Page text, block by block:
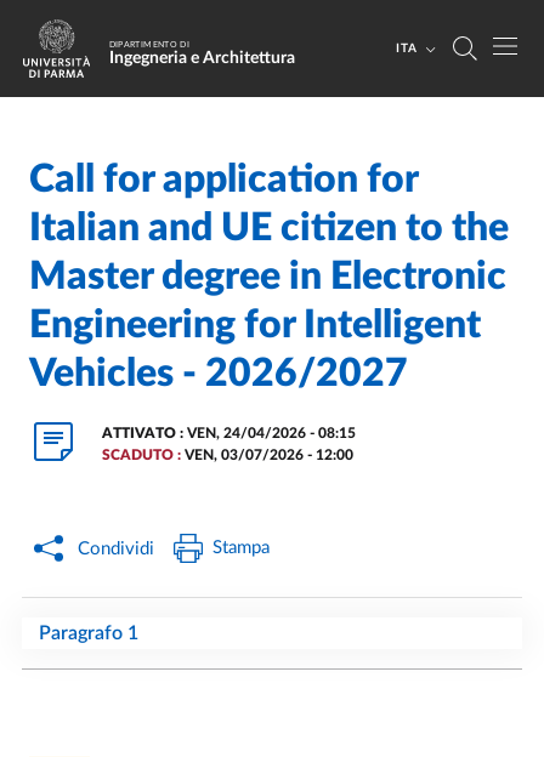
Salta al contenuto principale
Skip to footer
DIPARTIMENTO DI
Ingegneria e Architettura
ITA
Home
Call for application for
Italian and UE citizen to the
Master degree in Electronic
Engineering for Intelligent
Vehicles - 2026/2027
ATTIVATO : VEN, 24/04/2026 - 08:15
SCADUTO : VEN, 03/07/2026 - 12:00
Condividi Stampa
Paragrafo 1